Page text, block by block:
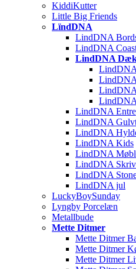
KiddiKutter
Little Big Friends
LïndDNA
LindDNA
LindDNA
LindDNA
LindDNA Entre
LindDNA
LindDNA
LindDNA Kids
LindDNA
LindDNA
LindDNA
LindDNA jul
LuckyBoySunday
Lyngby Porcelæn
Metallbude
Mette Ditmer
Mette Ditmer
Mette Ditmer
Mette Ditmer